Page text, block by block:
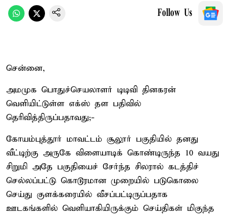
Follow Us
சென்னை,
அமமுக பொதுச்செயலாளர் டிடிவி தினகரன்
வெளியிட்டுள்ள எக்ஸ் தள பதிவில்
தெரிவித்திருப்பதாவது;-
கோயம்புத்தூர் மாவட்டம் சூலூர் பகுதியில் தனது
வீட்டிற்கு அருகே விளையாடிக் கொண்டிருந்த 10 வயது
சிறுமி அதே பகுதியைச் சேர்ந்த சிலரால் கடத்திச்
செல்லப்பட்டு கொடூரமான முறையில் படுகொலை
செய்து குளக்கரையில் வீசப்பட்டிருப்பதாக
ஊடகங்களில் வெளியாகியிருக்கும் செய்திகள் மிகுந்த